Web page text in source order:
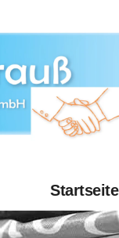
Startseite